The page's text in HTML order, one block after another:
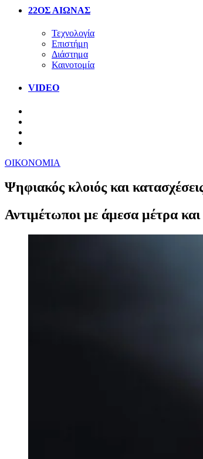
22ΟΣ ΑΙΩΝΑΣ
Τεχνολογία
Επιστήμη
Διάστημα
Καινοτομία
VIDEO
ΟΙΚΟΝΟΜΙΑ
Ψηφιακός κλοιός και
Αντιμέτωποι με άμεσα μέτρα και